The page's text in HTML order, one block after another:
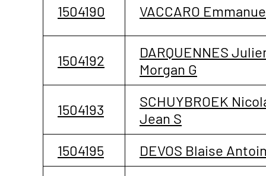
1504190 VACCARO
1504192
DARQUENNES
Morgan G
1504193
SCHUYBROEK
Jean S
1504195
DEVOS Blaise